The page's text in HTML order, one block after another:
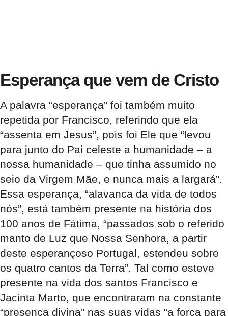
Esperança que vem de Cristo
A palavra “esperança” foi também muito
repetida por Francisco, referindo que ela
“assenta em Jesus”, pois foi Ele que “levou
para junto do Pai celeste a humanidade – a
nossa humanidade – que tinha assumido no
seio da Virgem Mãe, e nunca mais a largará”.
Essa esperança, “alavanca da vida de todos
nós”, está também presente na história dos
100 anos de Fátima, “passados sob o referido
manto de Luz que Nossa Senhora, a partir
deste esperançoso Portugal, estendeu sobre
os quatro cantos da Terra”. Tal como esteve
presente na vida dos santos Francisco e
Jacinta Marto, que encontraram na constante
“presença divina” nas suas vidas “a força para